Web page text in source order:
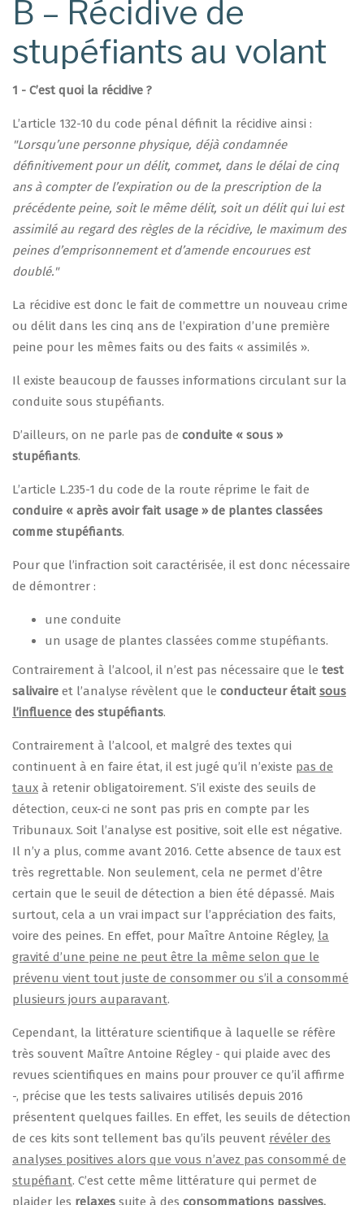
B – Récidive de
stupéfiants au volant
1 - C’est quoi la récidive ?
L’article 132-10 du code pénal définit la récidive ainsi :
"Lorsqu’une personne physique, déjà condamnée
définitivement pour un délit, commet, dans le délai de cinq
ans à compter de l’expiration ou de la prescription de la
précédente peine, soit le même délit, soit un délit qui lui est
assimilé au regard des règles de la récidive, le maximum des
peines d’emprisonnement et d’amende encourues est
doublé."
La récidive est donc le fait de commettre un nouveau crime
ou délit dans les cinq ans de l’expiration d’une première
peine pour les mêmes faits ou des faits « assimilés ».
Il existe beaucoup de fausses informations circulant sur la
conduite sous stupéfiants.
D’ailleurs, on ne parle pas de conduite « sous »
stupéfiants.
L’article L.235-1 du code de la route réprime le fait de
conduire « après avoir fait usage » de plantes classées
comme stupéfiants.
Pour que l’infraction soit caractérisée, il est donc nécessaire
de démontrer :
une conduite
un usage de plantes classées comme stupéfiants.
Contrairement à l’alcool, il n’est pas nécessaire que le test
salivaire et l’analyse révèlent que le conducteur était sous
l’influence des stupéfiants.
Contrairement à l’alcool, et malgré des textes qui
continuent à en faire état, il est jugé qu’il n’existe pas de
taux à retenir obligatoirement. S’il existe des seuils de
détection, ceux-ci ne sont pas pris en compte par les
Tribunaux. Soit l’analyse est positive, soit elle est négative.
Il n’y a plus, comme avant 2016. Cette absence de taux est
très regrettable. Non seulement, cela ne permet d’être
certain que le seuil de détection a bien été dépassé. Mais
surtout, cela a un vrai impact sur l’appréciation des faits,
voire des peines. En effet, pour Maître Antoine Régley, la
gravité d’une peine ne peut être la même selon que le
prévenu vient tout juste de consommer ou s’il a consommé
plusieurs jours auparavant.
Cependant, la littérature scientifique à laquelle se réfère
très souvent Maître Antoine Régley - qui plaide avec des
revues scientifiques en mains pour prouver ce qu’il affirme
-, précise que les tests salivaires utilisés depuis 2016
présentent quelques failles. En effet, les seuils de détection
de ces kits sont tellement bas qu’ils peuvent révéler des
analyses positives alors que vous n’avez pas consommé de
stupéfiant. C’est cette même littérature qui permet de
plaider les relaxes suite à des consommations passives.